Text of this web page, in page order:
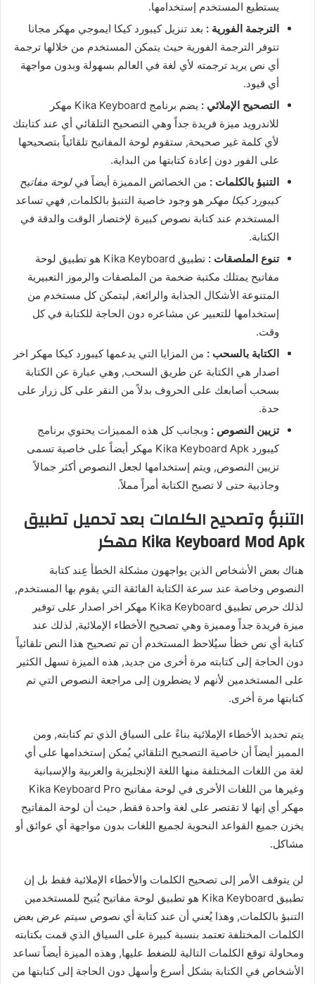
يستطيع المستخدم إستخدامها.
الترجمة الفورية : بعد تنزيل كيبورد كيكا ايموجي مهكر مجانا
تتوفر الترجمة الفورية حيث يتمكن المستخدم من خلالها ترجمة
أي نص يريد ترجمته لأي لغة في العالم بسهولة وبدون مواجهة
أي قيود.
التصحيح الإملائي :
يضم برنامج Kika Keyboard مهكر
للاندرويد ميزة فريدة جداً وهي التصحيح التلقائي أي عند كتابتك
لأي كلمة غير صحيحة, ستقوم لوحة المفاتيح تلقائياً بتصحيحها
على الفور دون إعادة كتابتها من البداية.
التنبؤ بالكلمات : من الخصائص المميزة أيضاً فيلوحة مفاتيح
كيبورد كيكا مهكر هو وجود خاصية التنبؤ بالكلمات, فهي تساعد
المستخدم عند كتابة نصوص كبيرة لإختصار الوقت والدقة في
الكتابة.
تنوع الملصقات :
تطبيق Kika Keyboard هو تطبيق لوحة
مفاتيح يمتلك مكتبة ضخمة من الملصقات والرموز التعبيرية
المتنوعة الأشكال الجذابة والرائعة, ليتمكن كل مستخدم من
إستخدامها للتعبير عن مشاعره دون الحاجة للكتابة في كل
وقت.
الكتابة بالسحب : من المزايا التي يدعمها كيبورد كيكا مهكر اخر
اصدار هي الكتابة عن طريق السحب, وهي عبارة عن الكتابة
بسحب أصابعك على الحروف بدلاً من النقر على كل زرار على
حدة.
تزيين النصوص : وبجانب كل هذه المميزات يحتوي برنامج
كيبورد Kika Keyboard Apk مهكر أيضاً على خاصية تسمى
تزيين النصوص, ويتم إستخدامها لجعل النصوص أكثر جمالاً
وجاذبية حتى لا تصبح الكتابة أمراً مملاً.
التنبؤ وتصحيح الكلمات بعد تحميل تطبيق
Kika Keyboard Mod Apk مهكر
هناك بعض الأشخاص الذين يواجهون مشكلة الخطأ عِند كتابة
النصوص وخاصة عند سرعة الكتابة الفائقة التي يقوم بها المستخدم,
لذلك حرص تطبيق Kika Keyboard مهكر اخر اصدار على توفير
ميزة فريدة جداً ومميزة وهي تصحيح الأخطاء الإملائية, لذلك عند
كتابة أي نص خطأ سيُلاحظ المستخدم أن تم تصحيح هذا النص تلقائياً
دون الحاجة إلى كتابته مرة أخرى من جديد, هذه الميزة تسهل الكثير
على المستخدمين لأنهم لا يضطرون إلى مراجعة النصوص التي تم
كتابتها مرة أخرى.
يتم تحديد الأخطاء الإملائية بناءً على السياق الذي تم كتابته, ومن
المميز أيضاً أن خاصية التصحيح التلقائي يُمكن إستخدامها على أي
لغة من اللغات المختلفة منها اللغة الإنجليزية والعربية والإسبانية
وغيرها من اللغات الأخرى في لوحة مفاتيح Kika Keyboard Pro
مهكر أي إنها لا تقتصر على لغة واحدة فقط, حيث أن لوحة المفاتيح
يخزن جميع القواعد النحوية لجميع اللغات بدون مواجهة أي عوائق أو
مشاكل.
لن يتوقف الأمر إلى تصحيح الكلمات والأخطاء الإملائية فقط بل إن
تطبيق Kika Keyboard هو تطبيق لوحة مفاتيح يُتيح للمستخدمين
التنبؤ بالكلمات, وهذا يُعني أن عند كتابة أي نصوص سيتم عرض بعض
الكلمات المختلفة تعتمد بنسبة كبيرة على السياق الذي قمت بكتابته
ومحاولة توقع الكلمات التالية للضغط عليها, وهذه الميزة أيضاً تساعد
الأشخاص في الكتابة بشكل أسرع وأسهل دون الحاجة إلى كتابتها من